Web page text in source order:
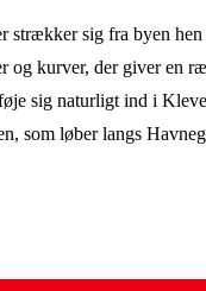
strækker sig fra byen
kurver, der giver en
sig naturligt ind i
som løber langs